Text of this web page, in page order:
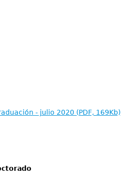
- julio 2020 (PDF, 169Kb)